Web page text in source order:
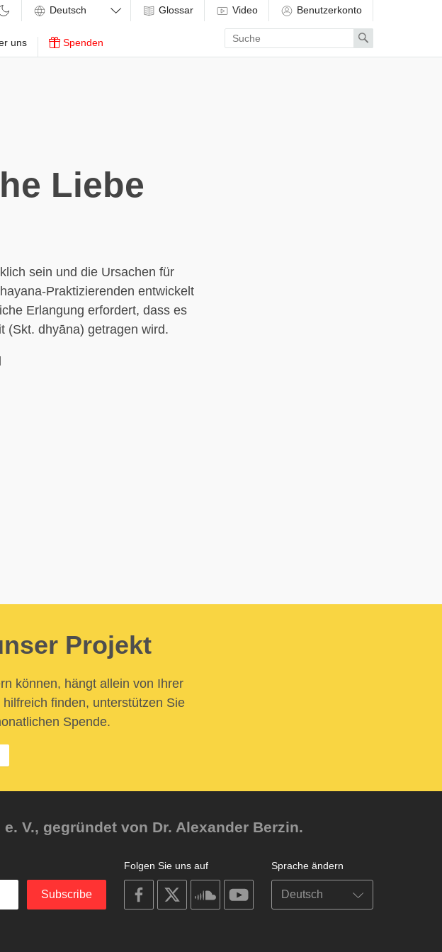
uns Spenden
Glossar Video Benutzerkonto
Enter
search
term
Search
Liebe
sein und die Ursachen für
Praktizierenden entwickelt
Erlangung erfordert, dass es
(Skt. dhyāna) getragen wird.
Projekt
können, hängt allein von Ihrer
finden, unterstützen Sie
Spende.
V., gegründet von Dr. Alexander Berzin.
Sprache ändern
Folgen Sie uns auf
on
facebook
on
on
soundcloudyoutube
Subscribe